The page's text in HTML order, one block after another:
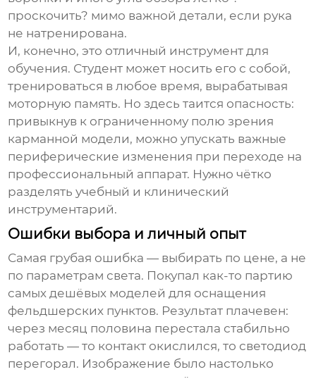
проскочить? мимо важной детали, если рука
не натренирована.
И, конечно, это отличный инструмент для
обучения. Студент может носить его с собой,
тренироваться в любое время, вырабатывая
моторную память. Но здесь таится опасность:
привыкнув к ограниченному полю зрения
карманной модели, можно упускать важные
периферические изменения при переходе на
профессиональный аппарат. Нужно чётко
разделять учебный и клинический
инструментарий.
Ошибки выбора и личный опыт
Самая грубая ошибка — выбирать по цене, а не
по параметрам света. Покупал как-то партию
самых дешёвых моделей для оснащения
фельдшерских пунктов. Результат плачевен:
через месяц половина перестала стабильно
работать — то контакт окислился, то светодиод
перегорал. Изображение было настолько